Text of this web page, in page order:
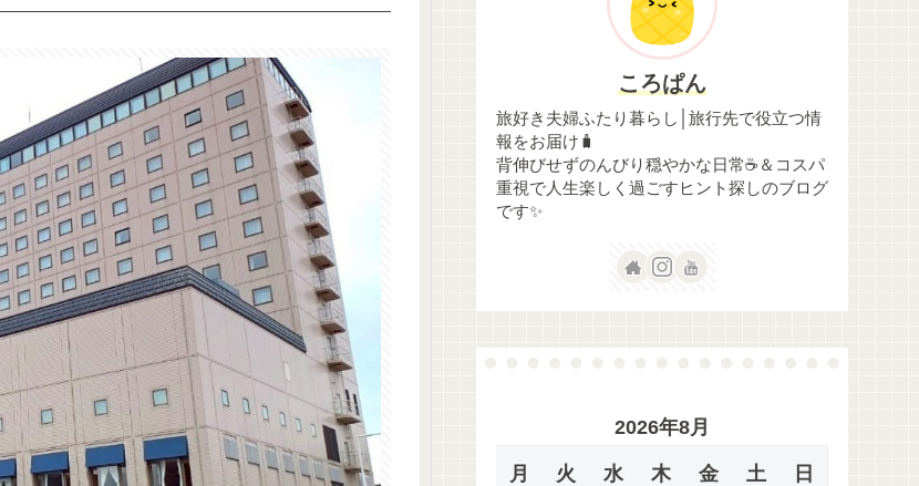
ころぱん
旅好き夫婦ふたり暮らし│旅行先で役立つ情
報をお届け🧳
背伸びせずのんびり穏やかな日常☕＆コスパ
重視で人生楽しく過ごすヒント探しのブログ
です✨
2026年8月
月 火 水 木 金 土 日